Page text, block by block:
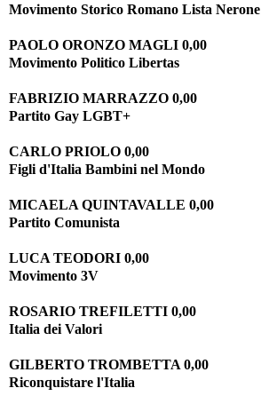
Movimento Storico Romano Lista Nerone
PAOLO ORONZO MAGLI 0,00
Movimento Politico Libertas
FABRIZIO MARRAZZO 0,00
Partito Gay LGBT+
CARLO PRIOLO 0,00
Figli d'Italia Bambini nel Mondo
MICAELA QUINTAVALLE 0,00
Partito Comunista
LUCA TEODORI 0,00
Movimento 3V
ROSARIO TREFILETTI 0,00
Italia dei Valori
GILBERTO TROMBETTA 0,00
Riconquistare l'Italia